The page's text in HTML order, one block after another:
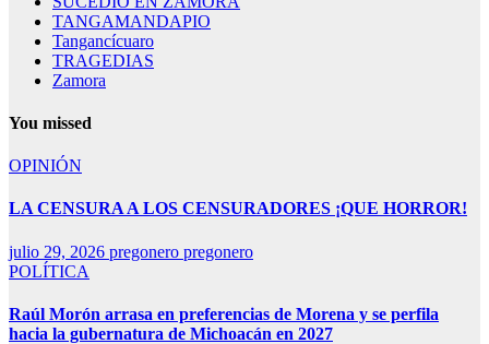
TANGAMANDAPIO
Tangancícuaro
TRAGEDIAS
Zamora
You missed
OPINIÓN
LA CENSURA A LOS CENSURADORES ¡QUE HORROR!
julio 29, 2026 pregonero pregonero
POLÍTICA
Raúl Morón arrasa en preferencias de Morena y se perfila
hacia la gubernatura de Michoacán en 2027